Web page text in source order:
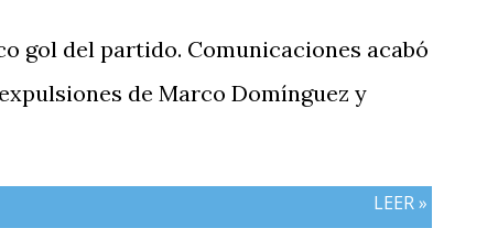
gol del partido. Comunicaciones acabó
de Marco Domínguez y
LEER »